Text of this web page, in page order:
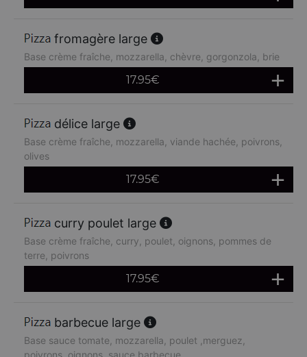
fromagère large
Base crème fraîche, mozzarella, chèvre, gorgonzola, brie
17.95€
délice large
Base crème fraîche, mozzarella, viande hachée, poivrons,
olives
17.95€
curry poulet large
Base crème fraîche, curry, poulet, oignons, pommes de
terre, poivrons
17.95€
barbecue large
Base sauce tomate, mozzarella, poulet ,merguez,